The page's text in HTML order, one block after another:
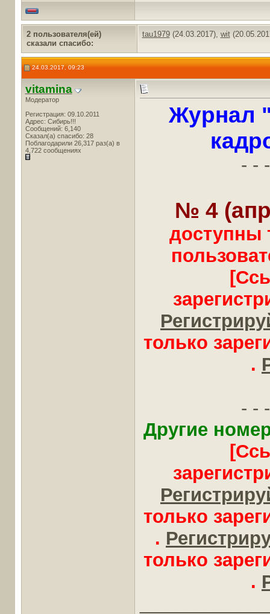
2 пользователя(ей)
сказали cпасибо:
tau1979(24.03.2017), wit
24.03.2017, 09:23
vitamina
Модератор
Регистрация: 09.10.2011
Адрес: Сибирь!!!
Сообщений: 6,140
Сказал(а) спасибо: 28
Поблагодарили 26,317 раз(а) в
4,722 сообщениях
Журнал
- -
№ 4
доступны
только
.
- -
Другие
только
.
только
.